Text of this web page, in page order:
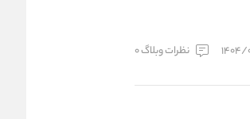
1404/ نظرات وبلاگ 0